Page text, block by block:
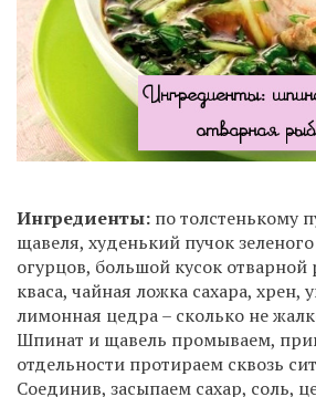
Ингредиенты: по толстенькому
щавеля, худенький пучок
огурцов, большой кусок отварной
кваса, чайная ложка сахара, хрен,
лимонная цедра – сколько не
Шпинат и щавель промываем,
отдельности протираем сквозь
Соединив, засыпаем сахар, соль,